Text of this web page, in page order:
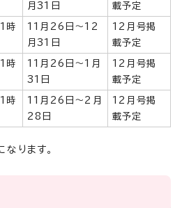
月31日
載予定
時
11月26日～12
月31日
12月号掲
載予定
時
11月26日～1月
31日
12月号掲
載予定
時
11月26日～2月
28日
12月号掲
載予定
ります。